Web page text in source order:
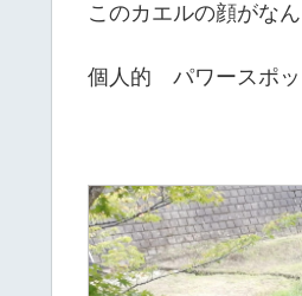
このカエルの顔がな
個人的 パワースポッ